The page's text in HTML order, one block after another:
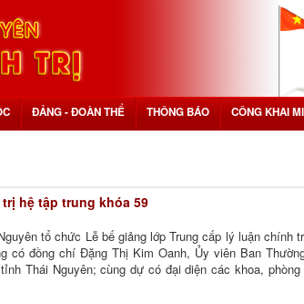
ĐẢNG - ĐOÀN THỂ THÔNG BÁO CÔNG KHAI
hệ tập trung khóa 59
tổ chức Lễ bế giảng lớp Trung cấp lý luận chính
có đồng chí Đặng Thị Kim Oanh, Ủy viên Ban
Thái Nguyên; cùng dự có đại diện các khoa, phòng